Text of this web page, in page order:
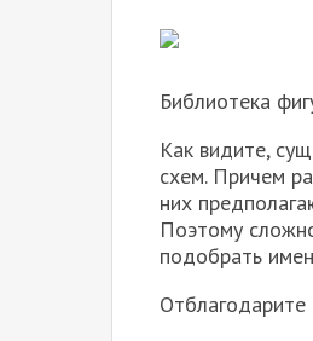
Библиотека
Как видите,
схем. Причем
них
Поэтому
подобрать
Отблагодарите